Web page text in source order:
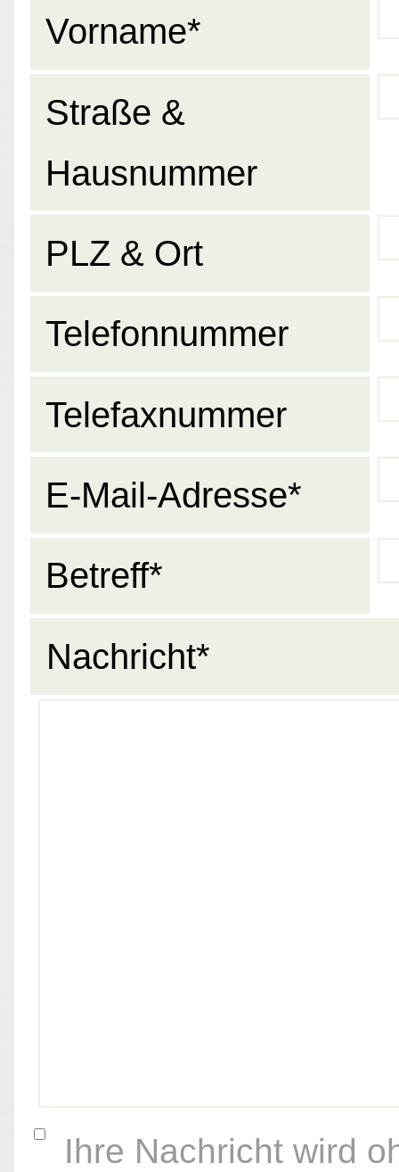
Vorname*
Straße &
Hausnummer
PLZ & Ort
Telefonnummer
Telefaxnummer
E-Mail-Adresse*
Betreff*
Nachricht*
Ihre Nachricht wird